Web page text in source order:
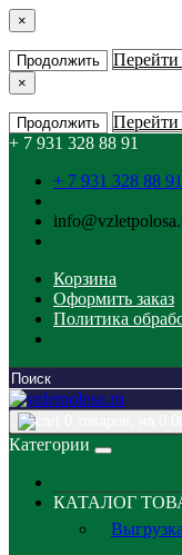
×
Продолжить Перейти
×
Продолжить
Перейти
+ 7 931 328 88 91
+ 7 931 328 88 91
Корзина
Оформить заказ
Политика
Категории
КАТАЛОГ